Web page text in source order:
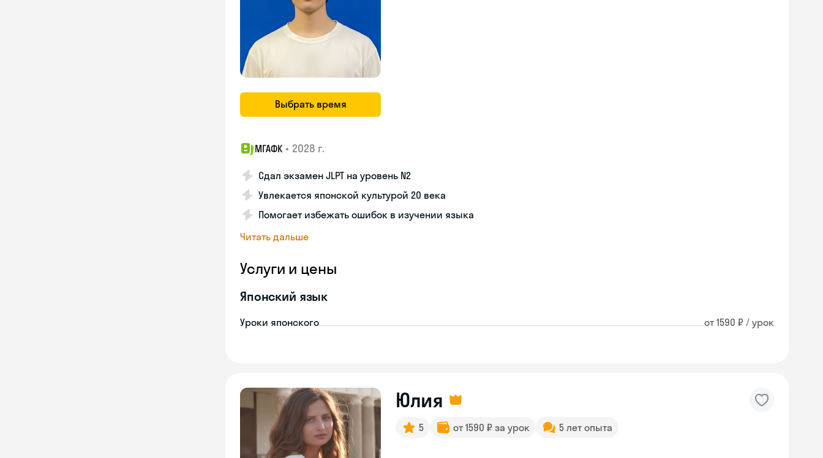
Выбрать время
МГАФК • 2028 г.
Сдал экзамен JLPT на уровень N2
Увлекается японской культурой 20 века
Помогает избежать ошибок в изучении языка
Читать дальше
Услуги и цены
Японский язык
Уроки японского от 1590 ₽ / урок
Юлия
5 от 1590 ₽ за урок 5 лет опыта